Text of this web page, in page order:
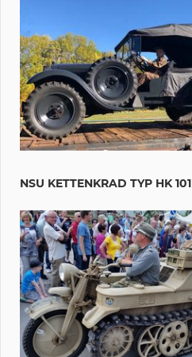
NSU KETTENKRAD TYP HK 101